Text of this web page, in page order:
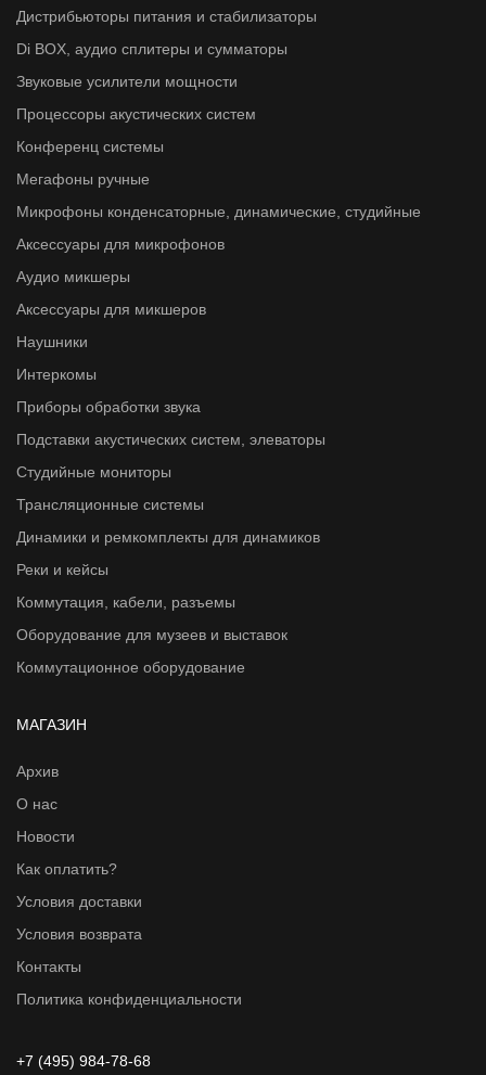
Дистрибьюторы питания и стабилизаторы
Di BOX, аудио сплитеры и сумматоры
Звуковые усилители мощности
Процессоры акустических систем
Конференц системы
Мегафоны ручные
Микрофоны конденсаторные, динамические, студийные
Аксессуары для микрофонов
Аудио микшеры
Аксессуары для микшеров
Наушники
Интеркомы
Приборы обработки звука
Подставки акустических систем, элеваторы
Студийные мониторы
Трансляционные системы
Динамики и ремкомплекты для динамиков
Реки и кейсы
Коммутация, кабели, разъемы
Оборудование для музеев и выставок
Коммутационное оборудование
МАГАЗИН
Архив
О нас
Новости
Как оплатить?
Условия доставки
Условия возврата
Контакты
Политика конфиденциальности
+7 (495) 984-78-68